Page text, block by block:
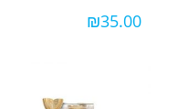
₪35.00